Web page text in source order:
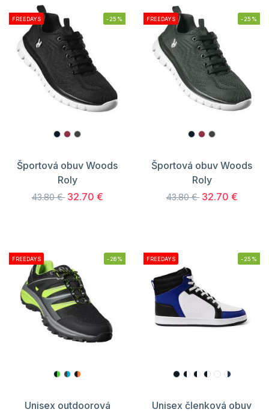
FREEDAYS -25%
Športová obuv Woods
Roly
43.80 € 32.70 €
FREEDAYS -25%
Športová obuv Woods
Roly
43.80 € 32.70 €
FREEDAYS -26%
Unisex outdoorová
FREEDAYS -25%
Unisex členková obuv